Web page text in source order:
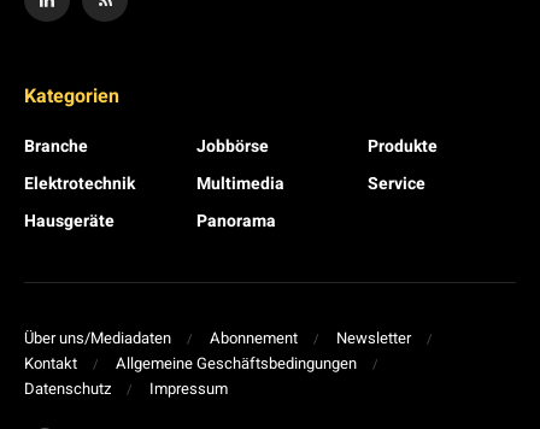
Kategorien
Branche
Elektrotechnik
Hausgeräte
Jobbörse
Multimedia
Panorama
Produkte
Service
Über uns/Mediadaten Abonnement
Newsletter
Kontakt
Allgemeine Geschäftsbedingungen
Datenschutz
Impressum